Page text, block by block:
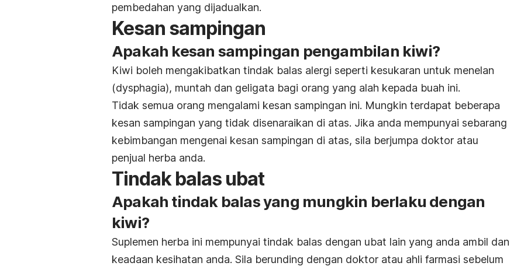
pembedahan yang dijadualkan.
Kesan sampingan
Apakah kesan sampingan pengambilan kiwi?
Kiwi boleh mengakibatkan tindak balas alergi seperti kesukaran untuk menelan
(dysphagia), muntah dan geligata bagi orang yang alah kepada buah ini.
Tidak semua orang mengalami kesan sampingan ini. Mungkin terdapat beberapa
kesan sampingan yang tidak disenaraikan di atas. Jika anda mempunyai sebarang
kebimbangan mengenai kesan sampingan di atas, sila berjumpa doktor atau
penjual herba anda.
Tindak balas ubat
Apakah tindak balas yang mungkin berlaku dengan
kiwi?
Suplemen herba ini mempunyai tindak balas dengan ubat lain yang anda ambil dan
keadaan kesihatan anda. Sila berunding dengan doktor atau ahli farmasi sebelum